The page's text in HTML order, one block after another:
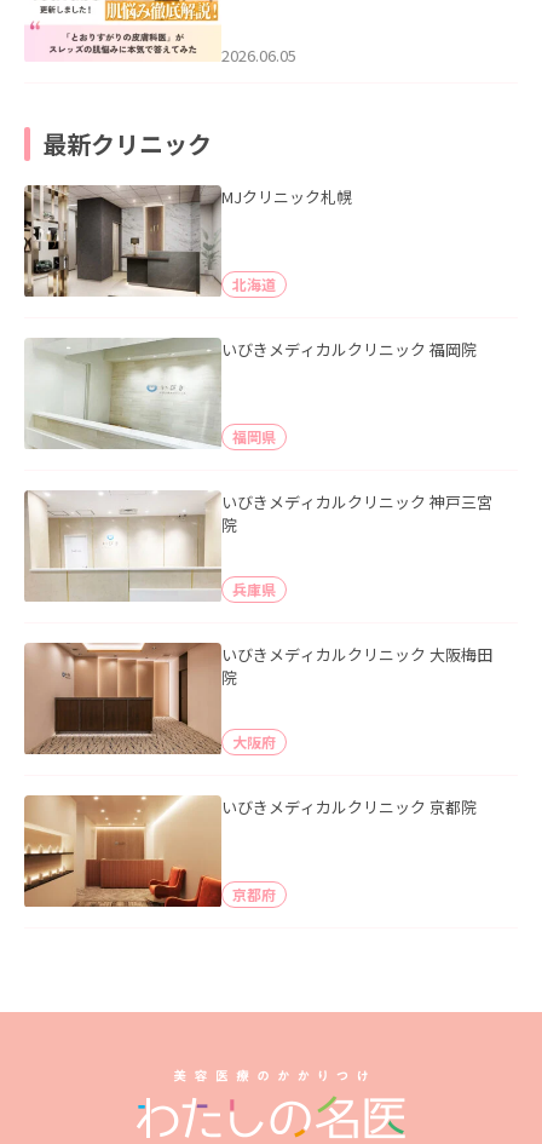
2026.06.05
最新クリニック
MJクリニック札幌
北海道
いびきメディカルクリニック 福岡院
福岡県
いびきメディカルクリニック 神戸三宮
院
兵庫県
いびきメディカルクリニック 大阪梅田
院
大阪府
いびきメディカルクリニック 京都院
京都府